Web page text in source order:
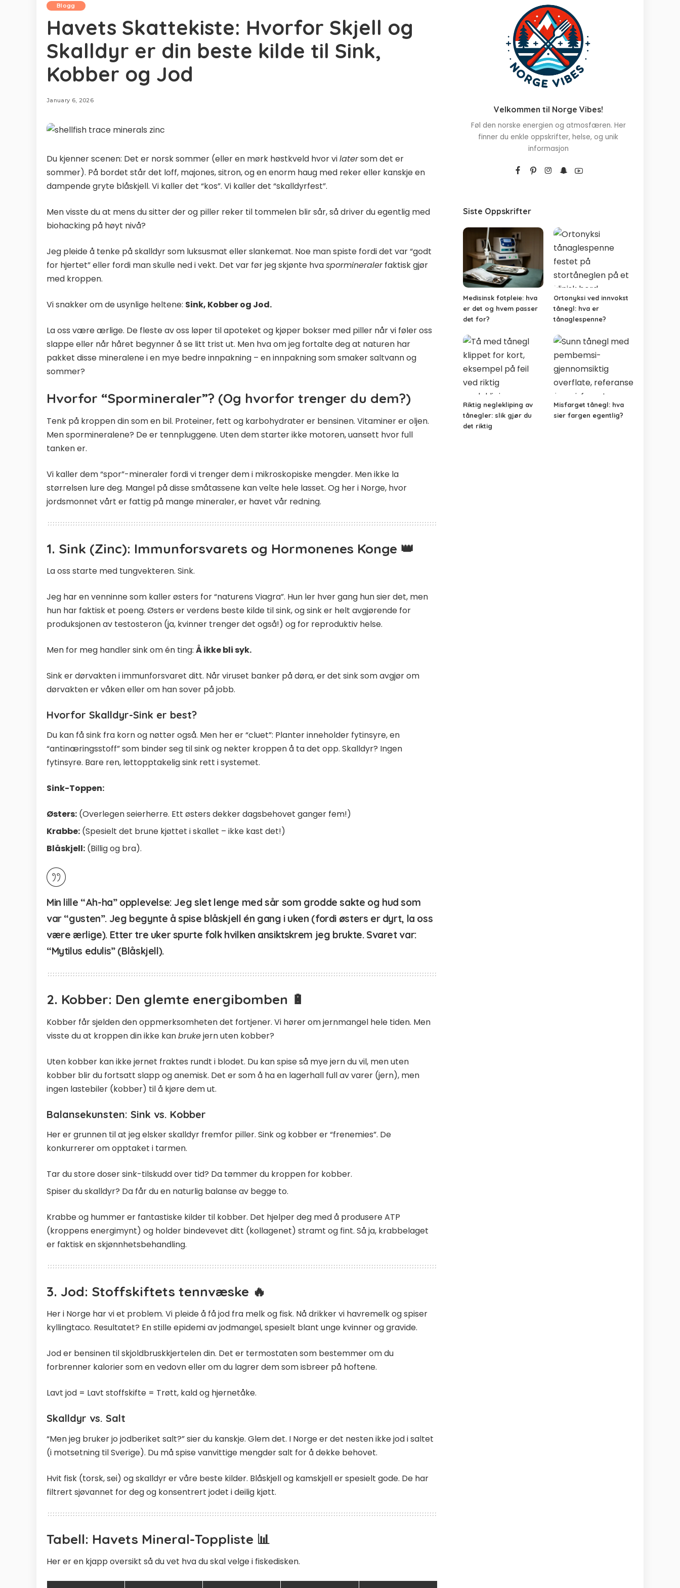
Blogg
Havets Skattekiste: Hvorfor Skjell og
Skalldyr er din beste kilde til Sink,
Kobber og Jod
January 6, 2026
Du kjenner scenen: Det er norsk sommer (eller en mørk høstkveld hvor vilatersom det er
sommer). På bordet står det loff, majones, sitron, og en enorm haug med reker eller kanskje en
dampende gryte blåskjell. Vi kaller det “kos”. Vi kaller det “skalldyrfest”.
Men visste du at mens du sitter der og piller reker til tommelen blir sår, så driver du egentlig med
biohacking på høyt nivå?
Jeg pleide å tenke på skalldyr som luksusmat eller slankemat. Noe man spiste fordi det var “godt
for hjertet” eller fordi man skulle ned i vekt. Det var før jeg skjønte hvaspormineralerfaktisk gjør
med kroppen.
Vi snakker om de usynlige heltene: Sink, Kobber og Jod.
La oss være ærlige. De fleste av oss løper til apoteket og kjøper bokser med piller når vi føler oss
slappe eller når håret begynner å se litt trist ut. Men hva om jeg fortalte deg at naturen har
pakket disse mineralene i en mye bedre innpakning – en innpakning som smaker saltvann og
sommer?
Hvorfor “Spormineraler”? (Og hvorfor trenger du dem?)
Tenk på kroppen din som en bil. Proteiner, fett og karbohydrater er bensinen. Vitaminer er oljen.
Men spormineralene? De er tennpluggene. Uten dem starter ikke motoren, uansett hvor full
tanken er.
Vi kaller dem “spor”-mineraler fordi vi trenger dem i mikroskopiske mengder. Men ikke la
størrelsen lure deg. Mangel på disse småtassene kan velte hele lasset. Og her i Norge, hvor
jordsmonnet vårt er fattig på mange mineraler, er havet vår redning.
1. Sink (Zinc): Immunforsvarets og Hormonenes Konge 👑
La oss starte med tungvekteren. Sink.
Jeg har en venninne som kaller østers for “naturens Viagra”. Hun ler hver gang hun sier det, men
hun har faktisk et poeng. Østers er verdens beste kilde til sink, og sink er helt avgjørende for
produksjonen av testosteron (ja, kvinner trenger det også!) og for reproduktiv helse.
Men for meg handler sink om én ting: Å ikke bli syk.
Sink er dørvakten i immunforsvaret ditt. Når viruset banker på døra, er det sink som avgjør om
dørvakten er våken eller om han sover på jobb.
Hvorfor Skalldyr-Sink er best?
Du kan få sink fra korn og nøtter også. Men her er “cluet”: Planter inneholder fytinsyre, en
“antinæringsstoff” som binder seg til sink og nekter kroppen å ta det opp. Skalldyr? Ingen
fytinsyre. Bare ren, lettopptakelig sink rett i systemet.
Sink-Toppen:
Østers: (Overlegen seierherre. Ett østers dekker dagsbehovet ganger fem!)
Krabbe: (Spesielt det brune kjøttet i skallet – ikke kast det!)
Blåskjell: (Billig og bra).
Min lille “Ah-ha” opplevelse: Jeg slet lenge med sår som grodde sakte og hud som
var “gusten”. Jeg begynte å spise blåskjell én gang i uken (fordi østers er dyrt, la oss
være ærlige). Etter tre uker spurte folk hvilken ansiktskrem jeg brukte. Svaret var:
“Mytilus edulis” (Blåskjell).
2. Kobber: Den glemte energibomben 🔋
Kobber får sjelden den oppmerksomheten det fortjener. Vi hører om jernmangel hele tiden. Men
visste du at kroppen din ikke kanbrukejern uten kobber?
Uten kobber kan ikke jernet fraktes rundt i blodet. Du kan spise så mye jern du vil, men uten
kobber blir du fortsatt slapp og anemisk. Det er som å ha en lagerhall full av varer (jern), men
ingen lastebiler (kobber) til å kjøre dem ut.
Balansekunsten: Sink vs. Kobber
Her er grunnen til at jeg elsker skalldyr fremfor piller. Sink og kobber er “frenemies”. De
konkurrerer om opptaket i tarmen.
Tar du store doser sink-tilskudd over tid? Da tømmer du kroppen for kobber.
Spiser du skalldyr? Da får du en naturlig balanse av begge to.
Krabbe og hummer er fantastiske kilder til kobber. Det hjelper deg med å produsere ATP
(kroppens energimynt) og holder bindevevet ditt (kollagenet) stramt og fint. Så ja, krabbelaget
er faktisk en skjønnhetsbehandling.
3. Jod: Stoffskiftets tennvæske 🔥
Her i Norge har vi et problem. Vi pleide å få jod fra melk og fisk. Nå drikker vi havremelk og spiser
kyllingtaco. Resultatet? En stille epidemi av jodmangel, spesielt blant unge kvinner og gravide.
Jod er bensinen til skjoldbruskkjertelen din. Det er termostaten som bestemmer om du
forbrenner kalorier som en vedovn eller om du lagrer dem som isbreer på hoftene.
Lavt jod = Lavt stoffskifte = Trøtt, kald og hjernetåke.
Skalldyr vs. Salt
“Men jeg bruker jo jodberiket salt?” sier du kanskje. Glem det. I Norge er det nesten ikke jod i saltet
(i motsetning til Sverige). Du må spise vanvittige mengder salt for å dekke behovet.
Hvit fisk (torsk, sei) og skalldyr er våre beste kilder. Blåskjell og kamskjell er spesielt gode. De har
filtrert sjøvannet for deg og konsentrert jodet i deilig kjøtt.
Tabell: Havets Mineral-Toppliste 📊
Her er en kjapp oversikt så du vet hva du skal velge i fiskedisken.
Velkommen til Norge Vibes!
Føl den norske energien og atmosfæren. Her
finner du enkle oppskrifter, helse, og unik
informasjon
Siste Oppskrifter
Medisinsk fotpleie: hva
er det og hvem passer
det for?
Ortonyksi ved innvokst
tånegl: hva er
tånaglespenne?
Riktig neglekliping av
tånegler: slik gjør du
det riktig
Misfarget tånegl: hva
sier fargen egentlig?